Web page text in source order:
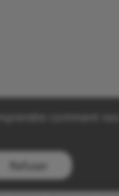
Refuser